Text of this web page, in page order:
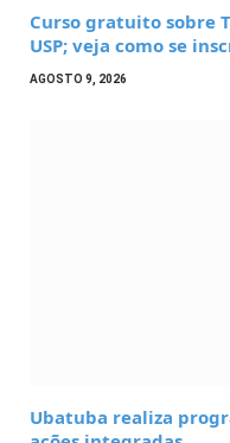
Curso gratuito sobre
USP; veja como se
AGOSTO 9, 2026
Ubatuba realiza